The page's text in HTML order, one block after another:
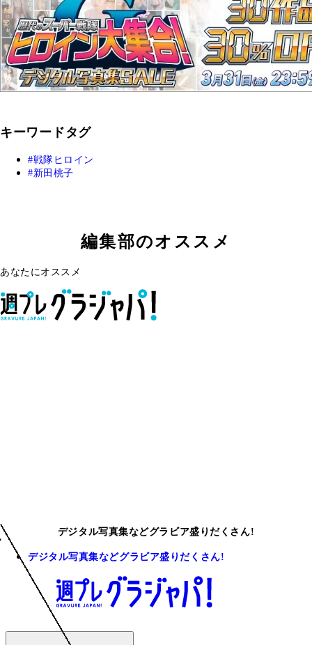
キーワードタグ
戦隊ヒロイン
新田桃子
編集部のオススメ
あなたにオススメ
デジタル写真集などグラビア盛りだくさん!
デジタル写真集などグラビア盛りだくさん!